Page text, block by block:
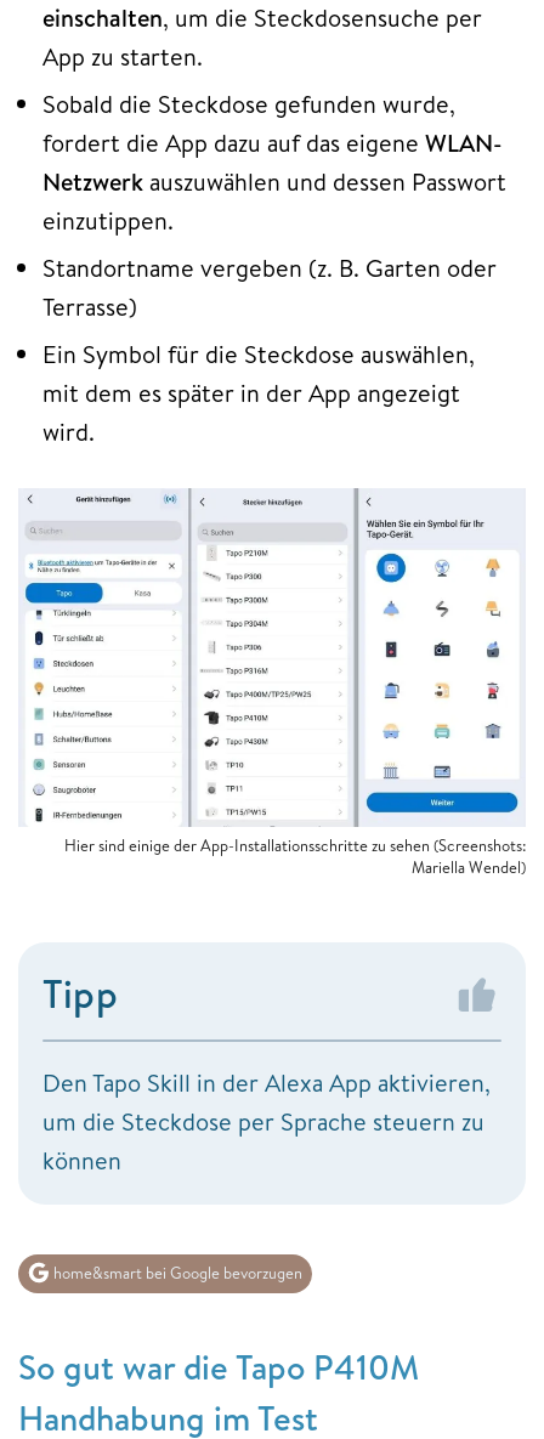
einschalten, um die Steckdosensuche per
App zu starten.
Sobald die Steckdose gefunden wurde,
fordert die App dazu auf das eigene WLAN-
Netzwerk auszuwählen und dessen Passwort
einzutippen.
Standortname vergeben (z. B. Garten oder
Terrasse)
Ein Symbol für die Steckdose auswählen,
mit dem es später in der App angezeigt
wird.
Hier sind einige der App-Installationsschritte zu sehen (Screenshots:
Mariella Wendel)
Tipp
Den Tapo Skill in der Alexa App aktivieren,
um die Steckdose per Sprache steuern zu
können
home&smart bei Google bevorzugen
So gut war die Tapo P410M
Handhabung im Test